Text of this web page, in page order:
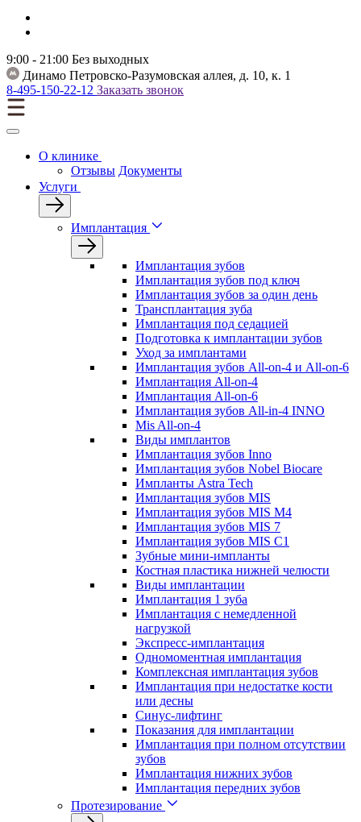
9:00 - 21:00 Без выходных
Динамо Петровско-Разумовская аллея, д. 10, к. 1
8-495-150-22-12 Заказать звонок
О клинике
Отзывы Документы
Услуги
Имплантация
Имплантация зубов
Имплантация зубов под ключ
Имплантация зубов за один день
Трансплантация зуба
Имплантация под седацией
Подготовка к имплантации зубов
Уход за имплантами
Имплантация зубов All-on-4 и All-on-6
Имплантация All-on-4
Имплантация All-on-6
Имплантация зубов All-in-4 INNO
Mis All-on-4
Виды имплантов
Имплантация зубов Inno
Имплантация зубов Nobel Biocare
Импланты Astra Tech
Имплантация зубов MIS
Имплантация зубов MIS M4
Имплантация зубов MIS 7
Имплантация зубов MIS C1
Зубные мини-импланты
Костная пластика нижней челюсти
Виды имплантации
Имплантация 1 зуба
Имплантация с немедленной
нагрузкой
Экспресс-имплантация
Одномоментная имплантация
Комплексная имплантация зубов
Имплантация при недостатке кости
или десны
Синус-лифтинг
Показания для имплантации
Имплантация при полном отсутствии
зубов
Имплантация нижних зубов
Имплантация передних зубов
Протезирование